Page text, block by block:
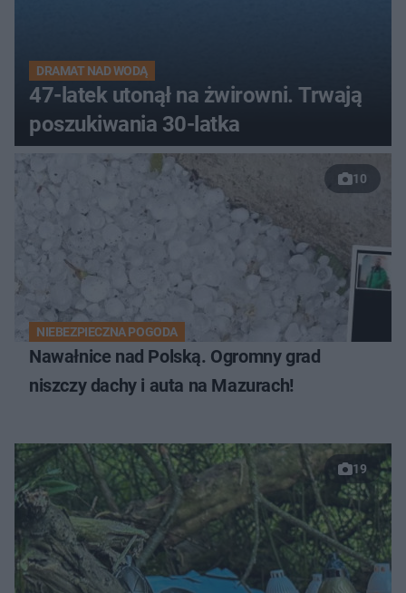
DRAMAT NAD WODĄ
47-latek utonął na żwirowni. Trwają
poszukiwania 30-latka
10
NIEBEZPIECZNA POGODA
Nawałnice nad Polską. Ogromny grad
niszczy dachy i auta na Mazurach!
19